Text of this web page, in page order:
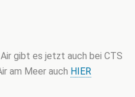
gibt es jetzt auch bei CTS
am Meer auch HIER